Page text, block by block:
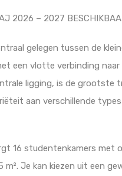
2026 – 2027
gelegen tussen de
een vlotte verbinding naar
ligging, is de grootste
aan verschillende types
16 studentenkamers met
m². Je kan kiezen uit een